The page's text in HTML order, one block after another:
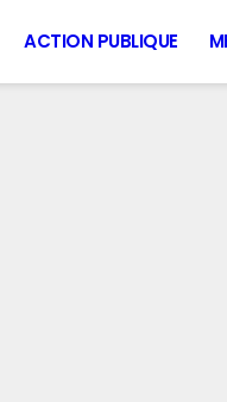
ACTION PUBLIQUE